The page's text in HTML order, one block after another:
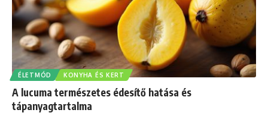
ÉLETMÓD KONYHA ÉS KERT
A lucuma természetes édesítő hatása és
tápanyagtartalma